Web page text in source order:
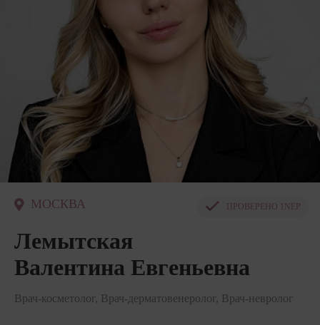
МОСКВА ПРОВЕРЕНО 1NEP
Лемытская
Валентина Евгеньевна
Врач-косметолог, Врач-дерматовенеролог, Врач-невролог